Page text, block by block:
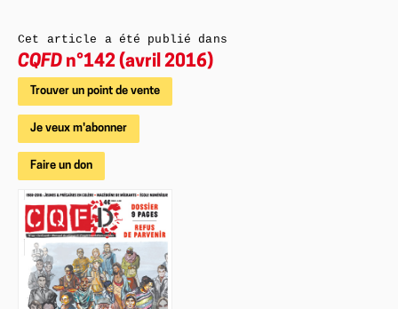
Cet article a été publié dans
CQFD n°142 (avril 2016)
Trouver un point de vente
Je veux m'abonner
Faire un don